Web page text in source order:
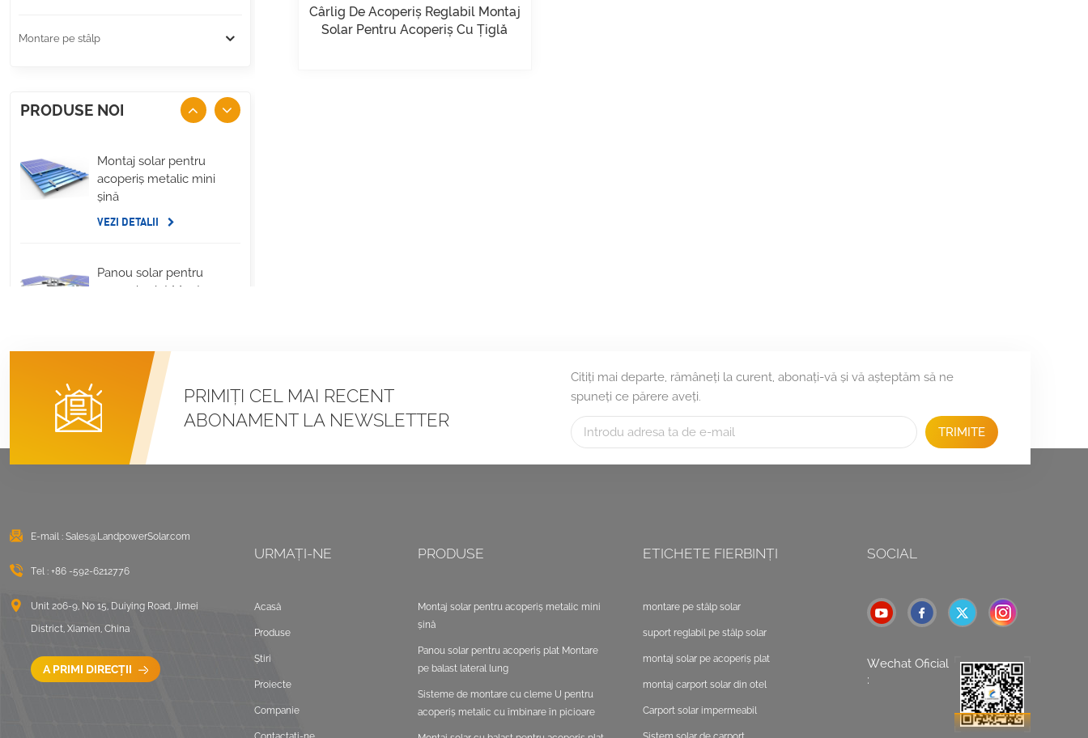
Cârlig De Acoperiș Reglabil Montaj
Solar Pentru Acoperiș Cu Țiglă
Montare pe stâlp
PRODUSE NOI
Montaj solar pentru
acoperiș metalic mini
șină
VEZI DETALII
Panou solar pentru
acoperiș plat Montare
Sisteme de montare
cu cleme U pentru
acoperiș metalic cu
îmbinare în picioare
VEZI DETALII
est vest
Sisteme de montare
LongRail pentru
VEZI DETALII
PRIMIȚI CEL MAI RECENT
ABONAMENT LA NEWSLETTER
Citiți mai departe, rămâneți la curent, abonați-vă și vă așteptăm să ne
spuneți ce părere aveți.
TRIMITE
E-mail : Sales@LandpowerSolar.com
Tel : +86 -592-6212776
Unit 206-9, No 15, Duiying Road, Jimei
District, Xiamen, China
A PRIMI DIRECȚII
URMAȚI-NE
Acasă
Produse
Știri
Proiecte
Companie
PRODUSE
Montaj solar pentru acoperiș metalic mini
șină
Panou solar pentru acoperiș plat Montare
pe balast lateral lung
Sisteme de montare cu cleme U pentru
acoperiș metalic cu îmbinare în picioare
ETICHETE FIERBINȚI
montare pe stâlp solar
suport reglabil pe stâlp solar
montaj solar pe acoperiș plat
montaj carport solar din otel
Carport solar impermeabil
SOCIAL
Wechat Oficial
: